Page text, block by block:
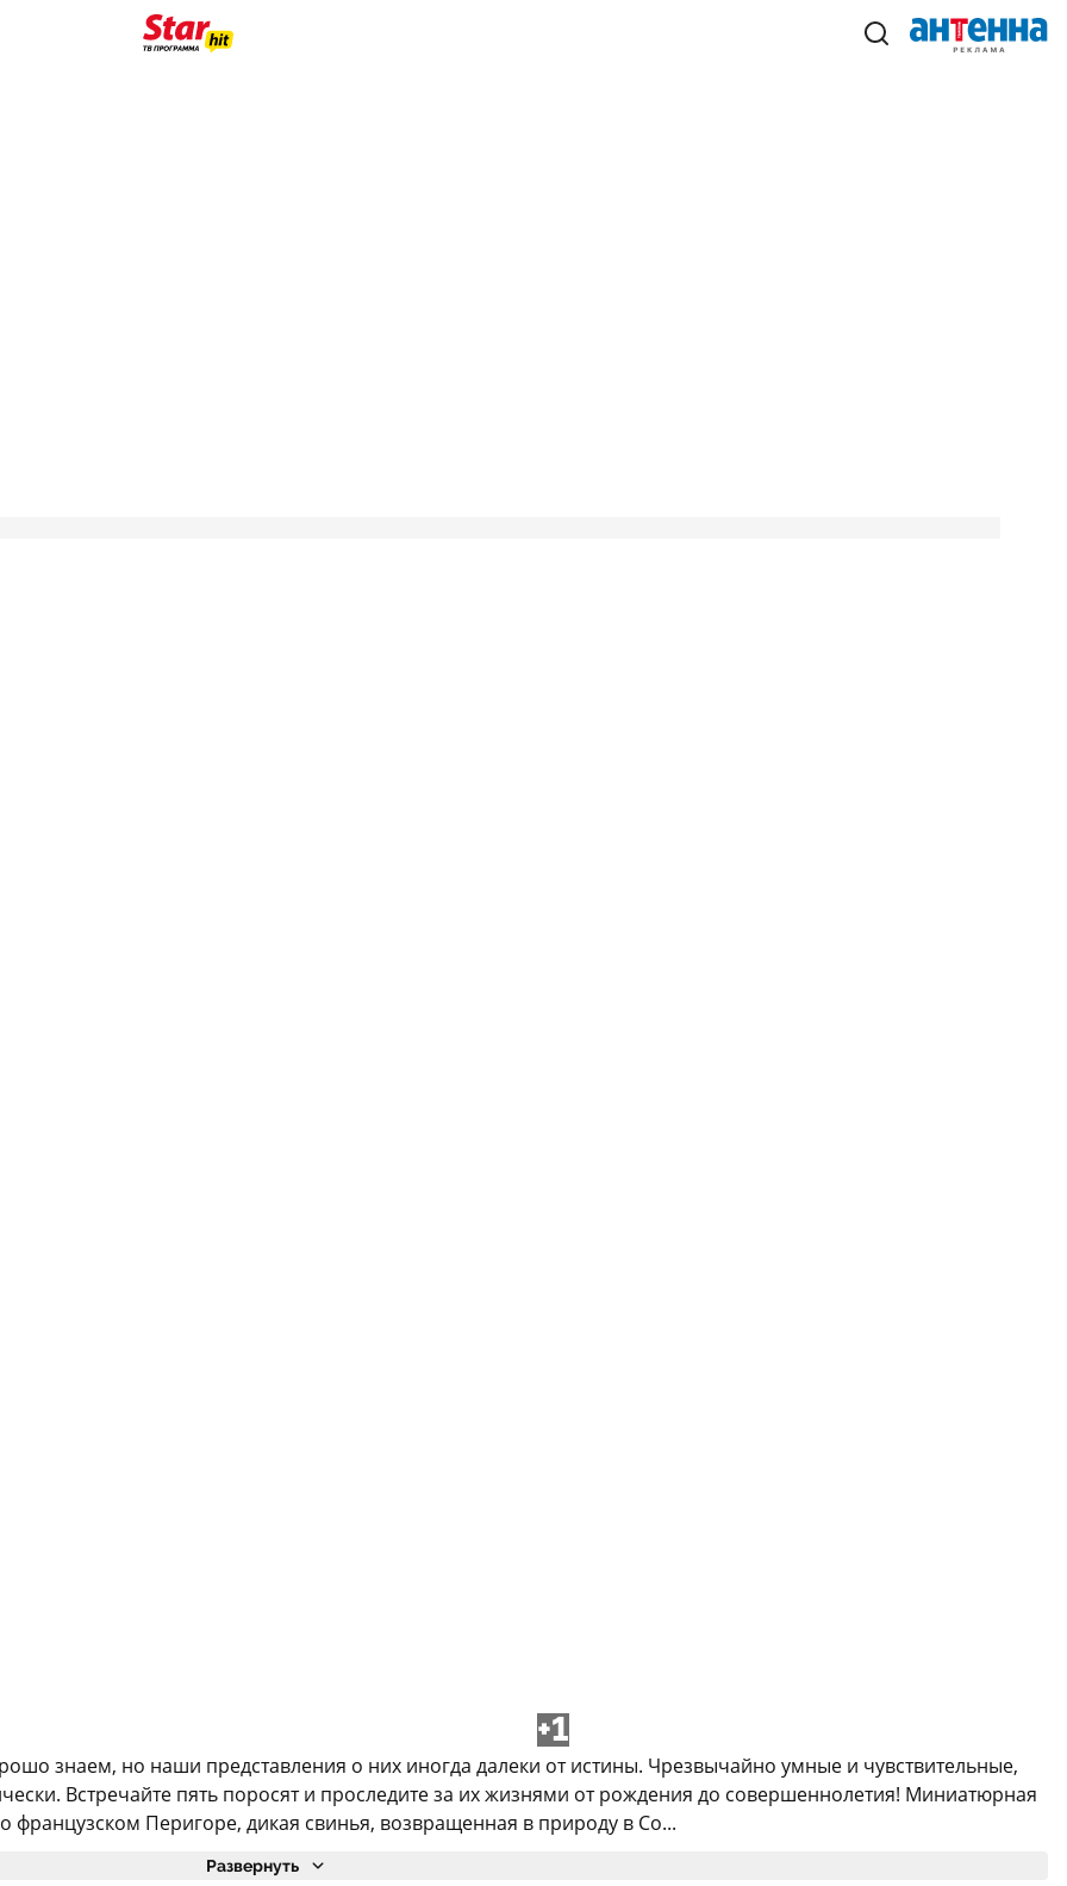
+1
знаем, но наши представления о них иногда далеки от истины. Чрезвычайно умные и чувствительные,
Встречайте пять поросят и проследите за их жизнями от рождения до совершеннолетия! Миниатюрная
Перигоре, дикая свинья, возвращенная в природу в Со...
Развернуть